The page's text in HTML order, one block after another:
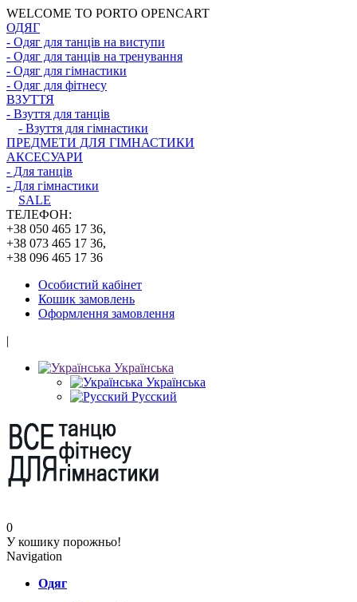
WELCOME TO PORTO OPENCART
ОДЯГ
- Одяг для танців на виступи
- Одяг для танців на тренування
- Одяг для гімнастики
- Одяг для фітнесу
ВЗУТТЯ
- Взуття для танців
- Взуття для гімнастики
ПРЕДМЕТИ ДЛЯ ГІМНАСТИКИ
АКСЕСУАРИ
- Для танців
- Для гімнастики
SALE
ТЕЛЕФОН:
+38 050 465 17 36,
+38 073 465 17 36,
+38 096 465 17 36
Особистий кабінет
Кошик замовлень
Оформлення замовлення
|
Українська
Українська
Русский
0
У кошику порожньо!
Navigation
Одяг